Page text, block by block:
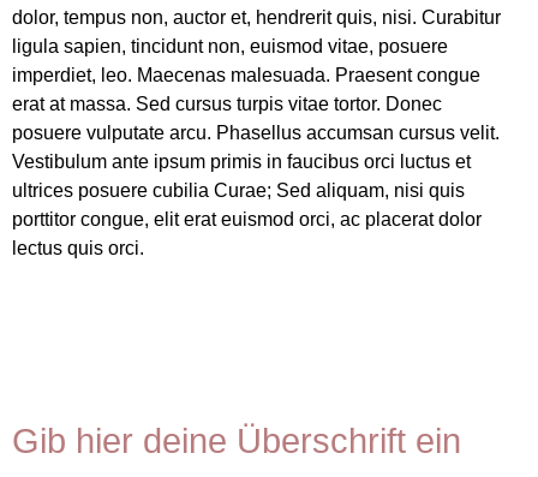
dolor, tempus non, auctor et, hendrerit quis, nisi. Curabitur
ligula sapien, tincidunt non, euismod vitae, posuere
imperdiet, leo. Maecenas malesuada. Praesent congue
erat at massa. Sed cursus turpis vitae tortor. Donec
posuere vulputate arcu. Phasellus accumsan cursus velit.
Vestibulum ante ipsum primis in faucibus orci luctus et
ultrices posuere cubilia Curae; Sed aliquam, nisi quis
porttitor congue, elit erat euismod orci, ac placerat dolor
lectus quis orci.
Gib hier deine Überschrift ein